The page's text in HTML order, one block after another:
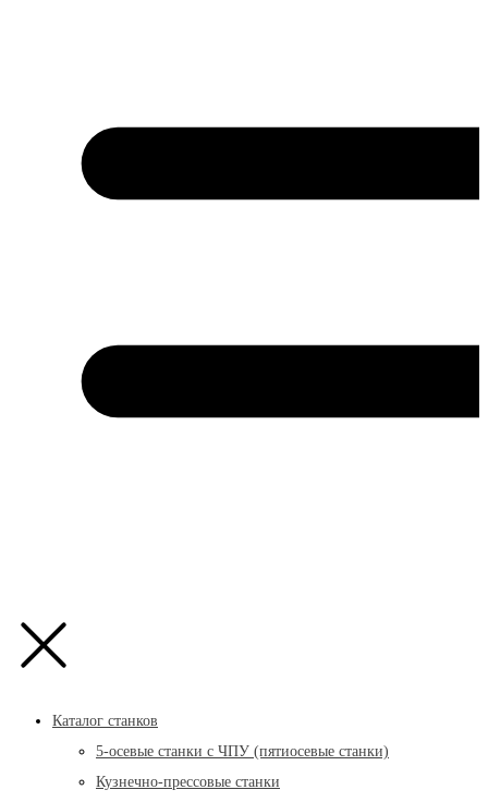
Каталог станков
5-осевые станки с ЧПУ (пятиосевые станки)
Кузнечно-прессовые станки